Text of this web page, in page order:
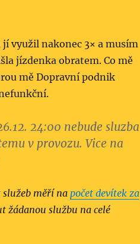
využil nakonec 3× a musím
jízdenka obratem. Co mě
mě Dopravní podnik
24:00 nebude sluzba
v provozu. Vice na
služeb měří na počet devítek za
žádanou službu na celé